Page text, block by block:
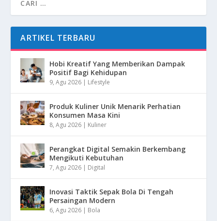
ARTIKEL TERBARU
Hobi Kreatif Yang Memberikan Dampak
Positif Bagi Kehidupan
9, Agu 2026 | Lifestyle
Produk Kuliner Unik Menarik Perhatian
Konsumen Masa Kini
8, Agu 2026 | Kuliner
Perangkat Digital Semakin Berkembang
Mengikuti Kebutuhan
7, Agu 2026 | Digital
Inovasi Taktik Sepak Bola Di Tengah
Persaingan Modern
6, Agu 2026 | Bola